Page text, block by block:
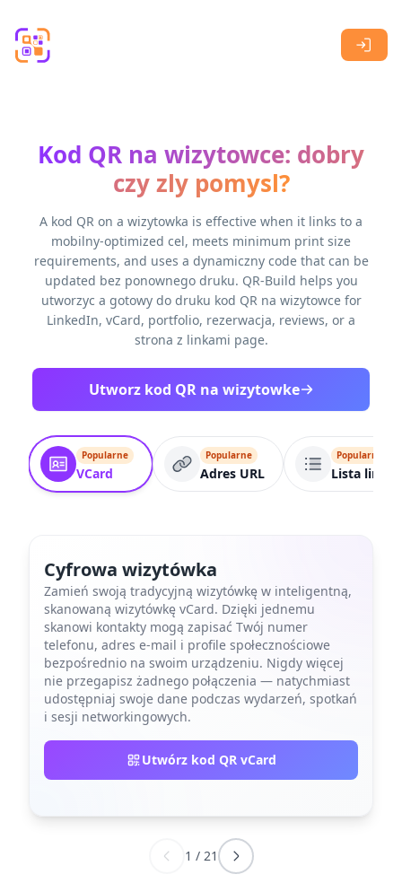
Kod QR na wizytowce: dobry
czy zly pomysl?
A kod QR on a wizytowka is effective when it links to a
mobilny-optimized cel, meets minimum print size
requirements, and uses a dynamiczny code that can be
updated bez ponownego druku. QR-Build helps you
utworzyc a gotowy do druku kod QR na wizytowce for
LinkedIn, vCard, portfolio, rezerwacja, reviews, or a
strona z linkami page.
Utworz kod QR na wizytowke
Popularne
VCard
Popularne
Adres URL
Popularne
Lista
Cyfrowa wizytówka
Zamień swoją tradycyjną wizytówkę w inteligentną,
skanowaną wizytówkę vCard. Dzięki jednemu
skanowi kontakty mogą zapisać Twój numer
telefonu, adres e-mail i profile społecznościowe
bezpośrednio na swoim urządzeniu. Nigdy więcej
nie przegapisz żadnego połączenia — natychmiast
udostępniaj swoje dane podczas wydarzeń, spotkań
i sesji networkingowych.
Utwórz kod QR vCard
1 / 21